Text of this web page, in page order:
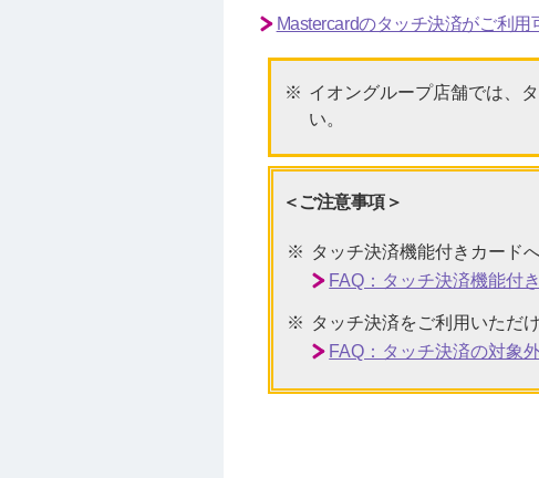
Mastercardのタッチ決済がご利
イオングループ店舗では、
い。
＜ご注意事項＞
タッチ決済機能付きカード
FAQ：タッチ決済機能付
タッチ決済をご利用いただ
FAQ：タッチ決済の対象